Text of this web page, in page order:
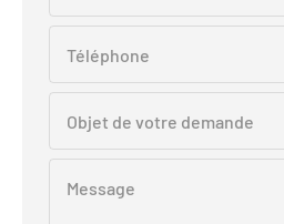
Téléphone
Objet de votre demande
Message